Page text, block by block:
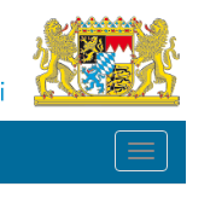
Toggle